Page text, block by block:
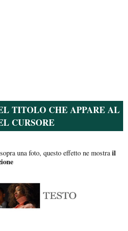
TITOLO CHE APPARE AL
CURSORE
una foto, questo effetto ne mostrail